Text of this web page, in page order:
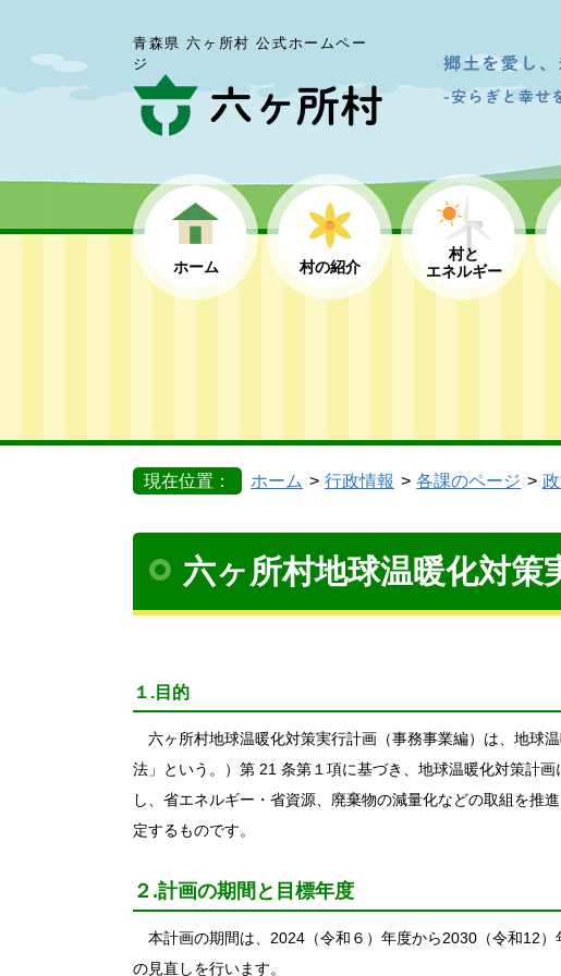
青森県 六ヶ所村 公式ホームペー
ジ
ホーム 村の紹介
村と
エネルギー
現在位置： ホーム 行政情報 各課のページ
六ヶ所村地球温暖化対策
１.目的
六ヶ所村地球温暖化対策実行計画（事務事業編）は、地球
法」という。）第 21 条第１項に基づき、地球温暖化対策計
し、省エネルギー・省資源、廃棄物の減量化などの取組を推
定するものです。
２.計画の期間と目標年度
本計画の期間は、2024（令和６）年度から2030（令和12
の見直しを行います。